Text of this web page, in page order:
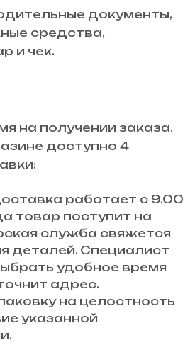
документы,
средства,
и чек.
на получении заказа.
доступно 4
работает с 9.00
товар поступит на
служба свяжется
деталей. Специалист
удобное время
адрес.
на целостность
указанной